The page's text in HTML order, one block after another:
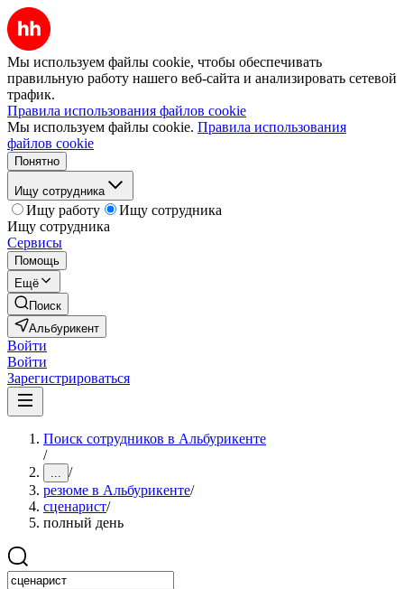
Мы используем файлы cookie, чтобы обеспечивать
правильную работу нашего веб-сайта и анализировать сетевой
трафик.
Правила использования файлов cookie
Мы используем файлы cookie. Правила использования
файлов cookie
Понятно
Ищу сотрудника
Ищу работу
Ищу сотрудника
Ищу сотрудника
Сервисы
Помощь
Ещё
Поиск
Альбурикент
Войти
Войти
Зарегистрироваться
Поиск сотрудников в Альбурикенте
/
... /
резюме в Альбурикенте/
сценарист/
полный день